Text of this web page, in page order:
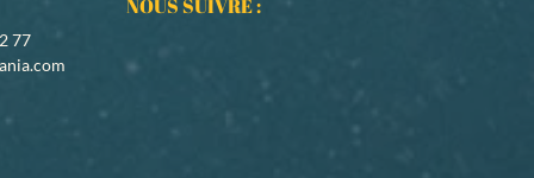
77
NOUS SUIVRE :